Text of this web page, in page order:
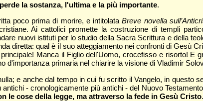
la sostanza, l'ultima e la più importante.
poco prima di morire, e intitolataBreve novella
Ai cattolici promette la costruzione di templi
nuovi istituti per lo studio della Sacra Scrittura e della
diretta: qual è il suo atteggiamento nei confronti di Gesù
Manca il Figlio dell'Uomo, crocefisso e risorto!
d'importanza primaria nel chiarire la visione di Vladimir
e anche dal tempo in cui fu scritto il Vangelo, in
- cronologicamente più antichi - del Nuovo
le cose della legge, ma attraverso la fede in Gesù Cristo.